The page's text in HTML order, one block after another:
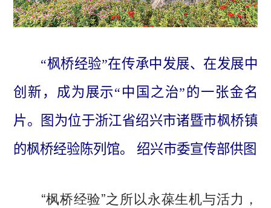
“枫桥经验”在传承中发展、在发展中
创新，成为展示“中国之治”的一张金名
片。图为位于浙江省绍兴市诸暨市枫桥镇
的枫桥经验陈列馆。 绍兴市委宣传部供图
“枫桥经验”之所以永葆生机与活力，